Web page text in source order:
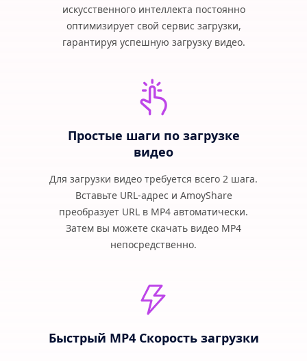
искусственного интеллекта постоянно
оптимизирует свой сервис загрузки,
гарантируя успешную загрузку видео.
Простые шаги по загрузке
видео
Для загрузки видео требуется всего 2 шага.
Вставьте URL-адрес и AmoyShare
преобразует URL в MP4 автоматически.
Затем вы можете скачать видео MP4
непосредственно.
Быстрый MP4 Скорость загрузки